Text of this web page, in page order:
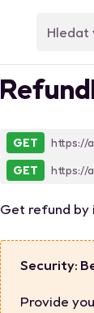
GET https://
GET
https://
Get refund by
Security:
Provide